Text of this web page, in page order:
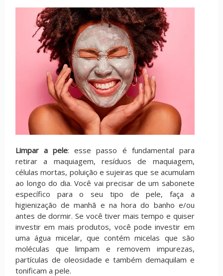
Limpar a pele: esse passo é fundamental para
retirar a maquiagem, resíduos de maquiagem,
células mortas, poluição e sujeiras que se acumulam
ao longo do dia. Você vai precisar de um sabonete
específico para o seu tipo de pele, faça a
higienização de manhã e na hora do banho e/ou
antes de dormir. Se você tiver mais tempo e quiser
investir em mais produtos, você pode investir em
uma água micelar, que contém micelas que são
moléculas que limpam e removem impurezas,
partículas de oleosidade e também demaquilam e
tonificam a pele.